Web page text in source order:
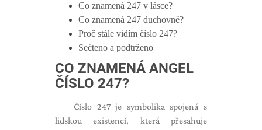
Co znamená 247 v lásce?
Co znamená 247 duchovně?
Proč stále vidím číslo 247?
Sečteno a podtrženo
CO ZNAMENÁ ANGEL
ČÍSLO 247?
Číslo 247 je symbolika spojená s
lidskou existencí, která přesahuje